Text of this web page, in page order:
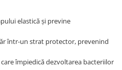
elastică și previne
într-un strat protector, prevenind
împiedică dezvoltarea bacteriilor